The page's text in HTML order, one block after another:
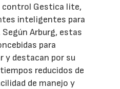
control Gestica lite,
inteligentes para
Arburg, estas
para
y destacan por su
reducidos de
de manejo y